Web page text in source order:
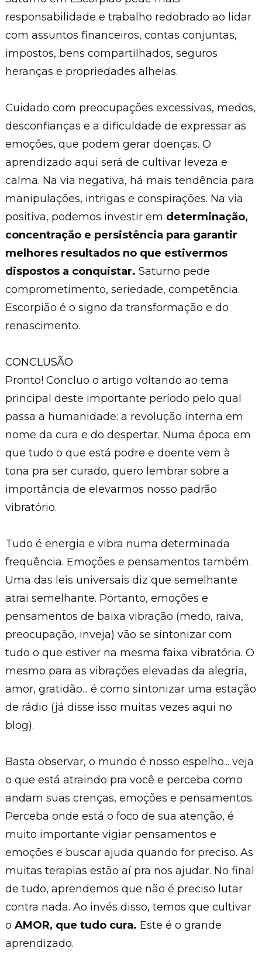
responsabilidade e trabalho redobrado ao lidar
com assuntos financeiros, contas conjuntas,
impostos, bens compartilhados, seguros
heranças e propriedades alheias.
Cuidado com preocupações excessivas, medos,
desconfianças e a dificuldade de expressar as
emoções, que podem gerar doenças. O
aprendizado aqui será de cultivar leveza e
calma. Na via negativa, há mais tendência para
manipulações, intrigas e conspirações. Na via
positiva, podemos investir em determinação,
concentração e persistência para garantir
melhores resultados no que estivermos
dispostos a conquistar. Saturno pede
comprometimento, seriedade, competência.
Escorpião é o signo da transformação e do
renascimento.
CONCLUSÃO
Pronto! Concluo o artigo voltando ao tema
principal deste importante período pelo qual
passa a humanidade: a revolução interna em
nome da cura e do despertar. Numa época em
que tudo o que está podre e doente vem à
tona pra ser curado, quero lembrar sobre a
importância de elevarmos nosso padrão
vibratório.
Tudo é energia e vibra numa determinada
frequência. Emoções e pensamentos também.
Uma das leis universais diz que semelhante
atrai semelhante. Portanto, emoções e
pensamentos de baixa vibração (medo, raiva,
preocupação, inveja) vão se sintonizar com
tudo o que estiver na mesma faixa vibratória. O
mesmo para as vibrações elevadas da alegria,
amor, gratidão... é como sintonizar uma estação
de rádio (já disse isso muitas vezes aqui no
blog).
Basta observar, o mundo é nosso espelho... veja
o que está atraindo pra você e perceba como
andam suas crenças, emoções e pensamentos.
Perceba onde está o foco de sua atenção, é
muito importante vigiar pensamentos e
emoções e buscar ajuda quando for preciso. As
muitas terapias estão aí pra nos ajudar. No final
de tudo, aprendemos que não é preciso lutar
contra nada. Ao invés disso, temos que cultivar
o AMOR, que tudo cura. Este é o grande
aprendizado.